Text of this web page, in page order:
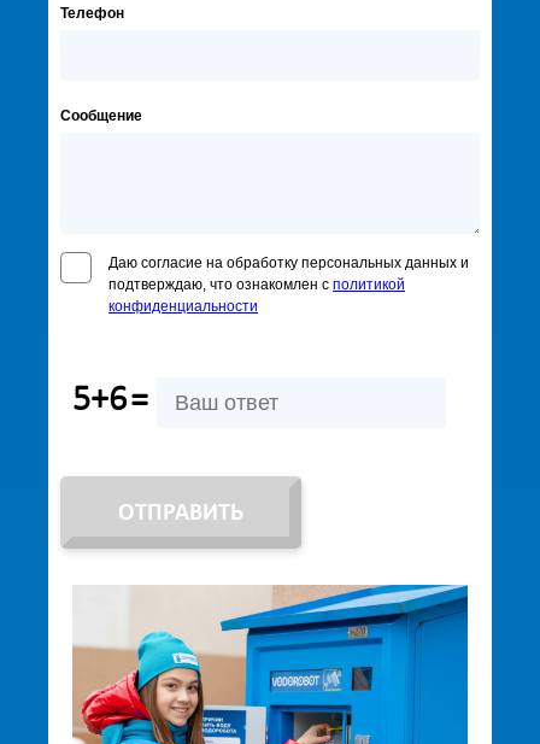
Телефон
Сообщение
Даю согласие на обработку персональных данных и
подтверждаю, что ознакомлен с политикой
конфиденциальности
5+6=
ОТПРАВИТЬ